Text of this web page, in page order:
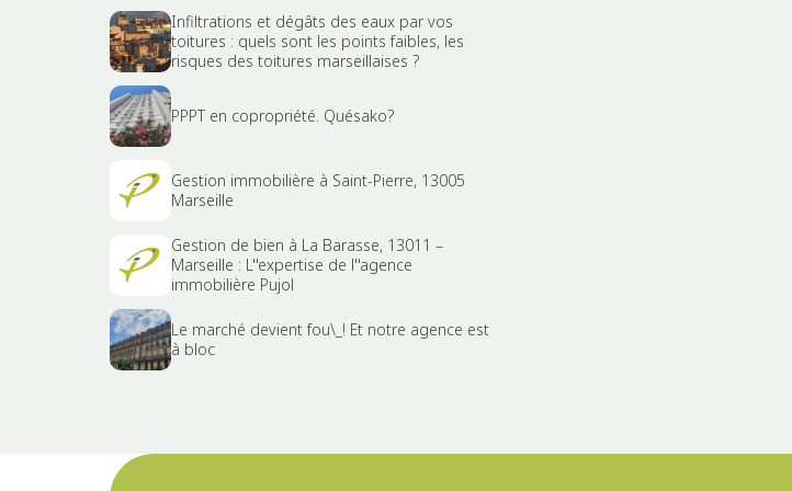
Infiltrations et dégâts des eaux par vos
toitures : quels sont les points faibles, les
risques des toitures marseillaises ?
PPPT en copropriété. Quésako?
Gestion immobilière à Saint-Pierre, 13005
Marseille
Gestion de bien à La Barasse, 13011 –
Marseille : L''expertise de l''agence
immobilière Pujol
Le marché devient fou\_! Et notre agence est
à bloc